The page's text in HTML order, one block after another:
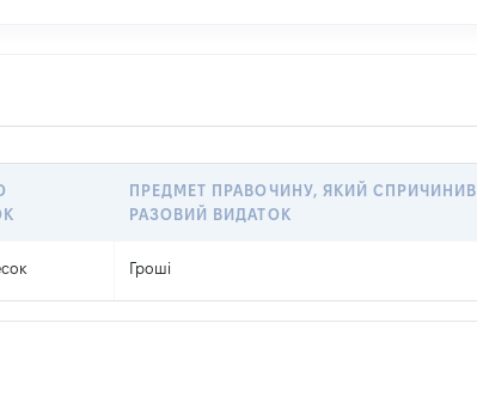
ПРЕДМЕТ ПРАВОЧИНУ, ЯКИЙ СПРИЧИНИВ
РАЗОВИЙ ВИДАТОК
Гроші